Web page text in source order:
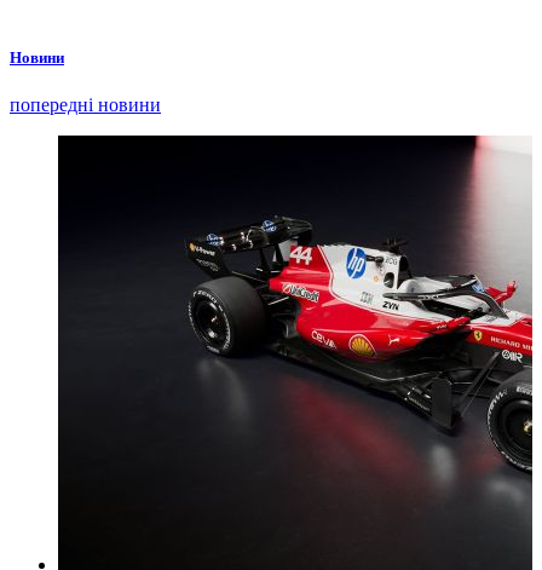
Новини
попередні новини